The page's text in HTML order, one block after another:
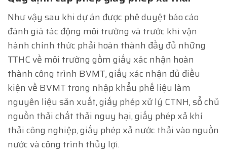
Như vậy sau khi dự án được phê duyệt báo cáo
đánh giá tác động môi trường và trước khi vận
hành chính thức phải hoàn thành đầy đủ những
TTHC về môi trường gồm giấy xác nhận hoàn
thành công trình BVMT, giấy xác nhận đủ điều
kiện về BVMT trong nhập khẩu phế liệu làm
nguyên liệu sản xuất, giấy phép xử lý CTNH, sổ chủ
nguồn thải chất thải nguy hại, giấy phép xả khí
thải công nghiệp, giấy phép xả nước thải vào nguồn
nước và công trình thủy lợi.